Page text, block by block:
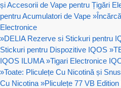
și Accesorii de Vape pentru Țigări
pentru Acumulatori de Vape »
Electronice
»DELIA Rezerve si Stickuri pentru
Stickuri pentru Dispozitive IQOS »
IQOS ILUMA »Tigari Electronice
»Toate: Pliculețe Cu Nicotină și Snus
Cu Nicotina »Pliculețe 77 VB